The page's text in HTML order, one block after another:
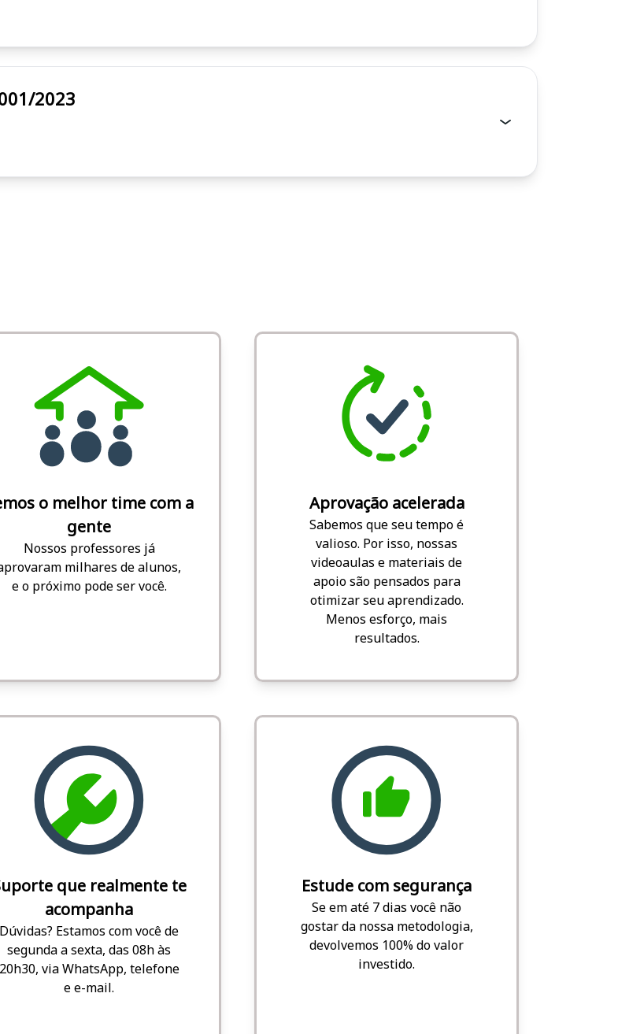
001/2023
o melhor time com a
gente
Nossos professores já
milhares de alunos,
e o próximo pode ser você.
Aprovação acelerada
Sabemos que seu tempo é
valioso. Por isso, nossas
videoaulas e materiais de
apoio são pensados para
otimizar seu aprendizado.
Menos esforço, mais
resultados.
que realmente te
acompanha
Dúvidas? Estamos com você de
segunda a sexta, das 08h às
20h30, via WhatsApp, telefone
e e-mail.
Estude com segurança
Se em até 7 dias você não
gostar da nossa metodologia,
devolvemos 100% do valor
investido.